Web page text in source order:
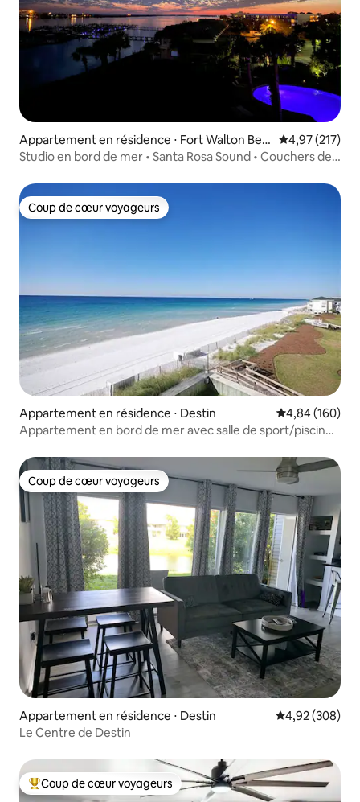
Appartement en résidence ⋅ Fort Walton Bea
ch
Évaluation
4,97 (217)
Studio en bord de mer • Santa Rosa Sound • Couchers de
Coup de cœur voyageurs
Coup de cœur voyageurs
Appartement en résidence ⋅ Destin Évaluation
4,84 (160)
Appartement en bord de mer avec salle de sport/piscine
Coup de cœur voyageurs
Coup de cœur voyageurs
Appartement en résidence ⋅ Destin Évaluation
4,92 (308)
Le Centre de Destin
Coups de cœur voyageurs les plus appréciés
Coup de cœur voyageurs